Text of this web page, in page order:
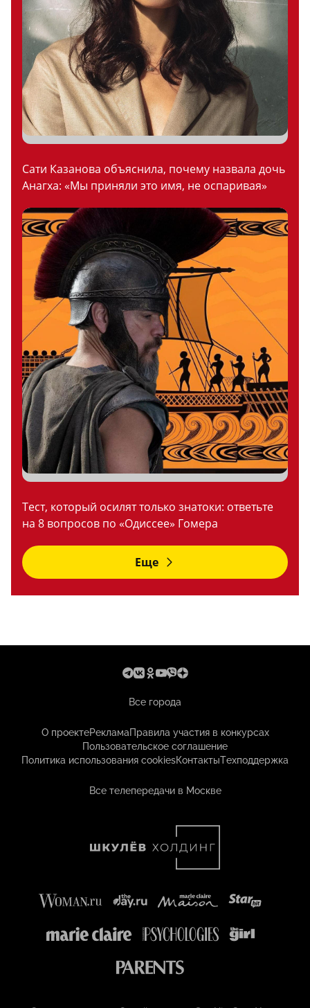
Сати Казанова объяснила, почему назвала дочь
Анагха: «Мы приняли это имя, не оспаривая»
Тест, который осилят только знатоки: ответьте
на 8 вопросов по «Одиссее» Гомера
Еще
Все города
О проектеРекламаПравила участия в конкурсах
Пользовательское соглашение
Политика использования cookiesКонтактыТехподдержка
Все телепередачи в Москве